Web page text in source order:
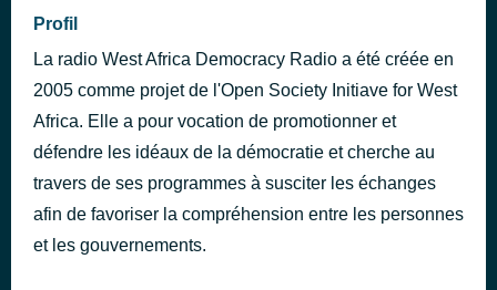
Profil
La radio West Africa Democracy Radio a été créée en
2005 comme projet de l'Open Society Initiave for West
Africa. Elle a pour vocation de promotionner et
défendre les idéaux de la démocratie et cherche au
travers de ses programmes à susciter les échanges
afin de favoriser la compréhension entre les personnes
et les gouvernements.